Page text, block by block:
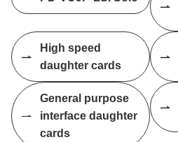
High speed
daughter cards
General purpose
interface daughter
cards